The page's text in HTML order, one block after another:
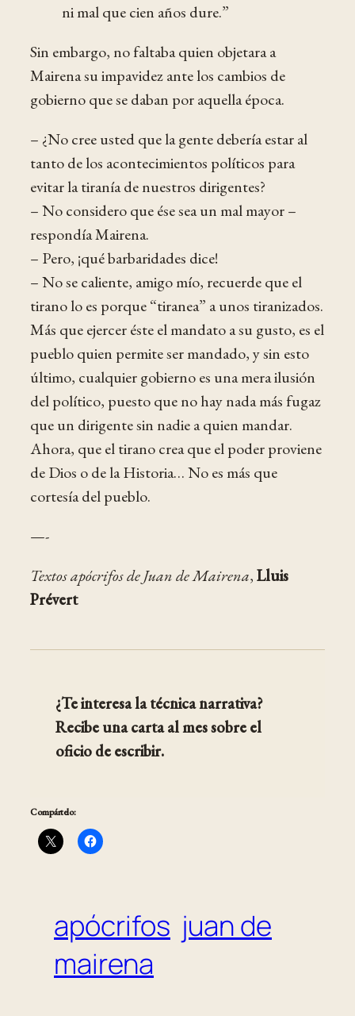
ni mal que cien años dure.”
Sin embargo, no faltaba quien objetara a
Mairena su impavidez ante los cambios de
gobierno que se daban por aquella época.
– ¿No cree usted que la gente debería estar al
tanto de los acontecimientos políticos para
evitar la tiranía de nuestros dirigentes?
– No considero que ése sea un mal mayor –
respondía Mairena.
– Pero, ¡qué barbaridades dice!
– No se caliente, amigo mío, recuerde que el
tirano lo es porque “tiranea” a unos tiranizados.
Más que ejercer éste el mandato a su gusto, es el
pueblo quien permite ser mandado, y sin esto
último, cualquier gobierno es una mera ilusión
del político, puesto que no hay nada más fugaz
que un dirigente sin nadie a quien mandar.
Ahora, que el tirano crea que el poder proviene
de Dios o de la Historia… No es más que
cortesía del pueblo.
—-
Textos apócrifos de Juan de Mairena,Lluis
Prévert
¿Te interesa la técnica narrativa?
Recibe una carta al mes sobre el
oficio de escribir.
Compártelo:
apócrifos juan de
mairena